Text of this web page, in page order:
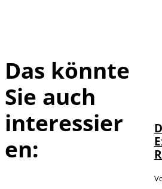
Das könnte
Sie auch
interessier
en: